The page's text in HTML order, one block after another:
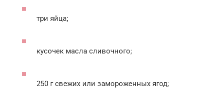
три яйца;
кусочек масла сливочного;
250 г свежих или замороженных ягод;